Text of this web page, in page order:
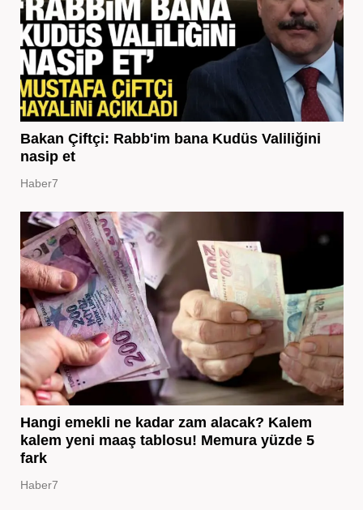
Bakan Çiftçi: Rabb'im bana Kudüs Valiliğini
nasip et
Haber7
Hangi emekli ne kadar zam alacak? Kalem
kalem yeni maaş tablosu! Memura yüzde 5
fark
Haber7